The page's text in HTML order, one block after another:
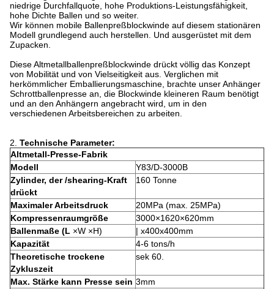
niedrige Durchfallquote, hohe Produktions-Leistungsfähigkeit,
hohe Dichte Ballen und so weiter.
Wir können mobile Ballenpreßblockwinde auf diesem stationären
Modell grundlegend auch herstellen. Und ausgerüstet mit dem
Zupacken.
Diese Altmetallballenpreßblockwinde drückt völlig das Konzept
von Mobilität und von Vielseitigkeit aus. Verglichen mit
herkömmlicher Emballierungsmaschine, brachte unser Anhänger
Schrottballenpresse an, die Blockwinde kleineren Raum benötigt
und an den Anhängern angebracht wird, um in den
verschiedenen Arbeitsbereichen zu arbeiten.
2. Technische Parameter:
Altmetall-Presse-Fabrik
Modell
Y83/D-3000B
Zylinder, der /shearing-Kraft
drückt
160 Tonne
Maximaler Arbeitsdruck
20MPa (max. 25MPa)
Kompressenraumgröße
3000×1620×620mm
Ballenmaße (L ×W ×H)
| x400x400mm
Kapazität
4-6 tons/h
Theoretische trockene
Zykluszeit
sek 60.
Max. Stärke kann Presse sein 3mm